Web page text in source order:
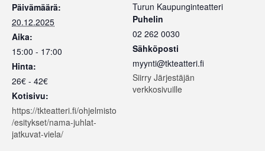
Päivämäärä:
20.12.2025
Aika:
15:00 - 17:00
Hinta:
26€ - 42€
Kotisivu:
https://tkteatteri.fi/ohjelmisto
/esitykset/nama-juhlat-
jatkuvat-viela/
Turun Kaupunginteatteri
Puhelin
02 262 0030
Sähköposti
myynti@tkteatteri.fi
Siirry Järjestäjän
verkkosivuille